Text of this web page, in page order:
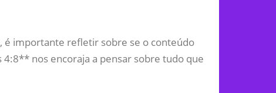
é importante refletir sobre se o conteúdo
nos encoraja a pensar sobre tudo que